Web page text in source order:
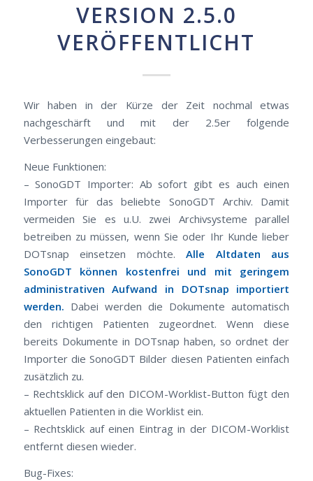
VERSION 2.5.0
VERÖFFENTLICHT
Wir haben in der Kürze der Zeit nochmal etwas
nachgeschärft und mit der 2.5er folgende
Verbesserungen eingebaut:
Neue Funktionen:
– SonoGDT Importer: Ab sofort gibt es auch einen
Importer für das beliebte SonoGDT Archiv. Damit
vermeiden Sie es u.U. zwei Archivsysteme parallel
betreiben zu müssen, wenn Sie oder Ihr Kunde lieber
DOTsnap einsetzen möchte.Alle Altdaten aus
SonoGDT können kostenfrei und mit geringem
administrativen Aufwand in DOTsnap importiert
werden. Dabei werden die Dokumente automatisch
den richtigen Patienten zugeordnet. Wenn diese
bereits Dokumente in DOTsnap haben, so ordnet der
Importer die SonoGDT Bilder diesen Patienten einfach
zusätzlich zu.
– Rechtsklick auf den DICOM-Worklist-Button fügt den
aktuellen Patienten in die Worklist ein.
– Rechtsklick auf einen Eintrag in der DICOM-Worklist
entfernt diesen wieder.
Bug-Fixes: